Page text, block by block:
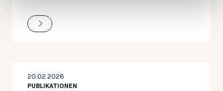
20.02.2026
PUBLIKATIONEN